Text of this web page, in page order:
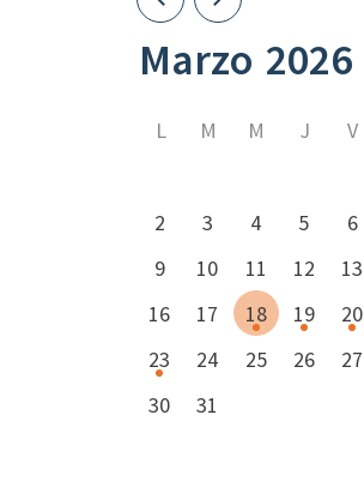
Marzo 2026
L M M J V
2
3 4 5 6
9
10 11 12 13
16
17 18 19 20
23
24 25 26 27
30
31